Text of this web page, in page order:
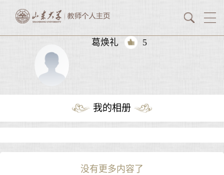
葛焕礼 5
我的相册
没有更多内容了